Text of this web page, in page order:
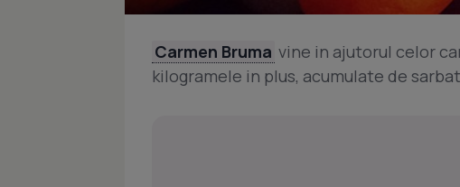
Carmen Bruma vine in ajutorul celor
kilogramele in plus, acumulate de